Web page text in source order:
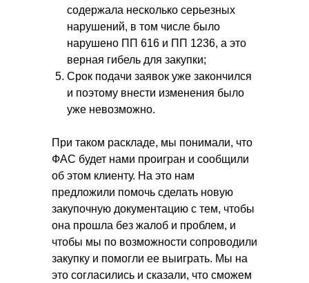
содержала несколько серьезных
нарушений, в том числе было
нарушено ПП 616 и ПП 1236, а это
верная гибель для закупки;
Срок подачи заявок уже закончился
и поэтому внести изменения было
уже невозможно.
При таком раскладе, мы понимали, что
ФАС будет нами проигран и сообщили
об этом клиенту. На это нам
предложили помочь сделать новую
закупочную документацию с тем, чтобы
она прошла без жалоб и проблем, и
чтобы мы по возможности сопроводили
закупку и помогли ее выиграть. Мы на
это согласились и сказали, что сможем